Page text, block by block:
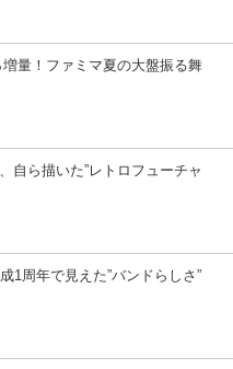
量！ファミマ夏の大盤振る舞
自ら描いた”レトロフューチャ
1周年で見えた”バンドらしさ”